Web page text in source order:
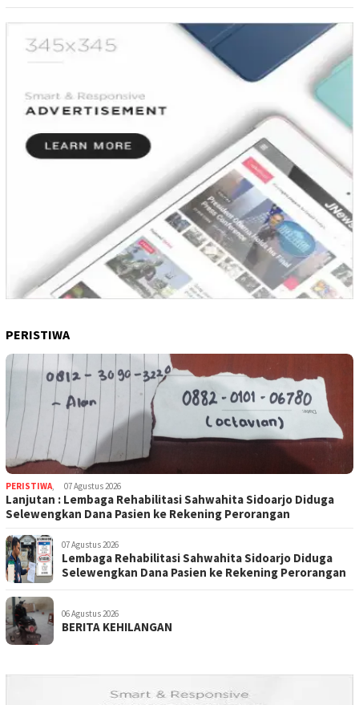
PERISTIWA
PERISTIWA, 07 Agustus 2026
Lanjutan : Lembaga Rehabilitasi Sahwahita Sidoarjo Diduga
Selewengkan Dana Pasien ke Rekening Perorangan
07 Agustus 2026
Lembaga Rehabilitasi Sahwahita Sidoarjo Diduga
Selewengkan Dana Pasien ke Rekening Perorangan
06 Agustus 2026
BERITA KEHILANGAN